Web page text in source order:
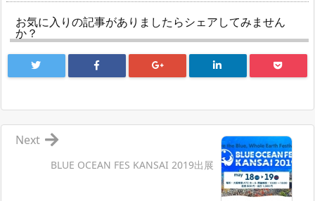
お気に入りの記事がありましたらシェアしてみません
か？
BLUE OCEAN FES KANSAI 2019出展
Next